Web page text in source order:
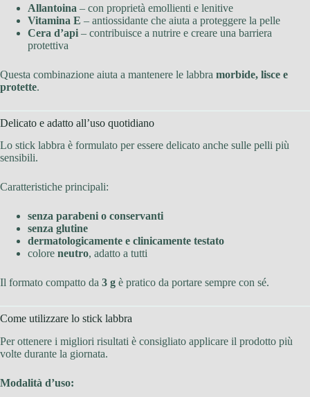
Allantoina – con proprietà emollienti e lenitive
Vitamina E – antiossidante che aiuta a proteggere la pelle
Cera d’api – contribuisce a nutrire e creare una barriera
protettiva
Questa combinazione aiuta a mantenere le labbra morbide, lisce e
protette.
Delicato e adatto all’uso quotidiano
Lo stick labbra è formulato per essere delicato anche sulle pelli più
sensibili.
Caratteristiche principali:
senza parabeni o conservanti
senza glutine
dermatologicamente e clinicamente testato
colore neutro, adatto a tutti
Il formato compatto da 3 g è pratico da portare sempre con sé.
Come utilizzare lo stick labbra
Per ottenere i migliori risultati è consigliato applicare il prodotto più
volte durante la giornata.
Modalità d’uso: